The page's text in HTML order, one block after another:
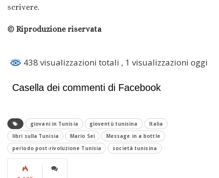
scrivere.
© Riproduzione riservata
438 visualizzazioni totali , 1 visualizzazioni oggi
Casella dei commenti di Facebook
giovani in Tunisia gioventù tunisina
Italia
libri sulla Tunisia
Mario Sei
Message in a bottle
periodo post-rivoluzione Tunisia
società tunisina